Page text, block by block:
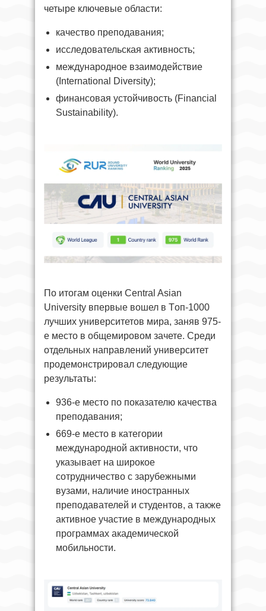
четыре ключевые области:
качество преподавания;
исследовательская активность;
международное взаимодействие
(International Diversity);
финансовая устойчивость (Financial
Sustainability).
По итогам оценки Central Asian
University впервые вошел в Tоп-1000
лучших университетов мира, заняв 975-
е место в общемировом зачете. Среди
отдельных направлений университет
продемонстрировал следующие
результаты:
936-е место по показателю качества
преподавания;
669-е место в категории
международной активности, что
указывает на широкое
сотрудничество с зарубежными
вузами, наличие иностранных
преподавателей и студентов, а также
активное участие в международных
программах академической
мобильности.